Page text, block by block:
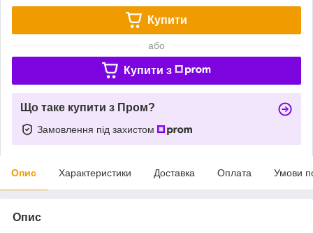
Купити
або
Купити з
Що таке купити з Пром?
Замовлення під захистом
Опис Характеристики Доставка Оплата Умови
Опис